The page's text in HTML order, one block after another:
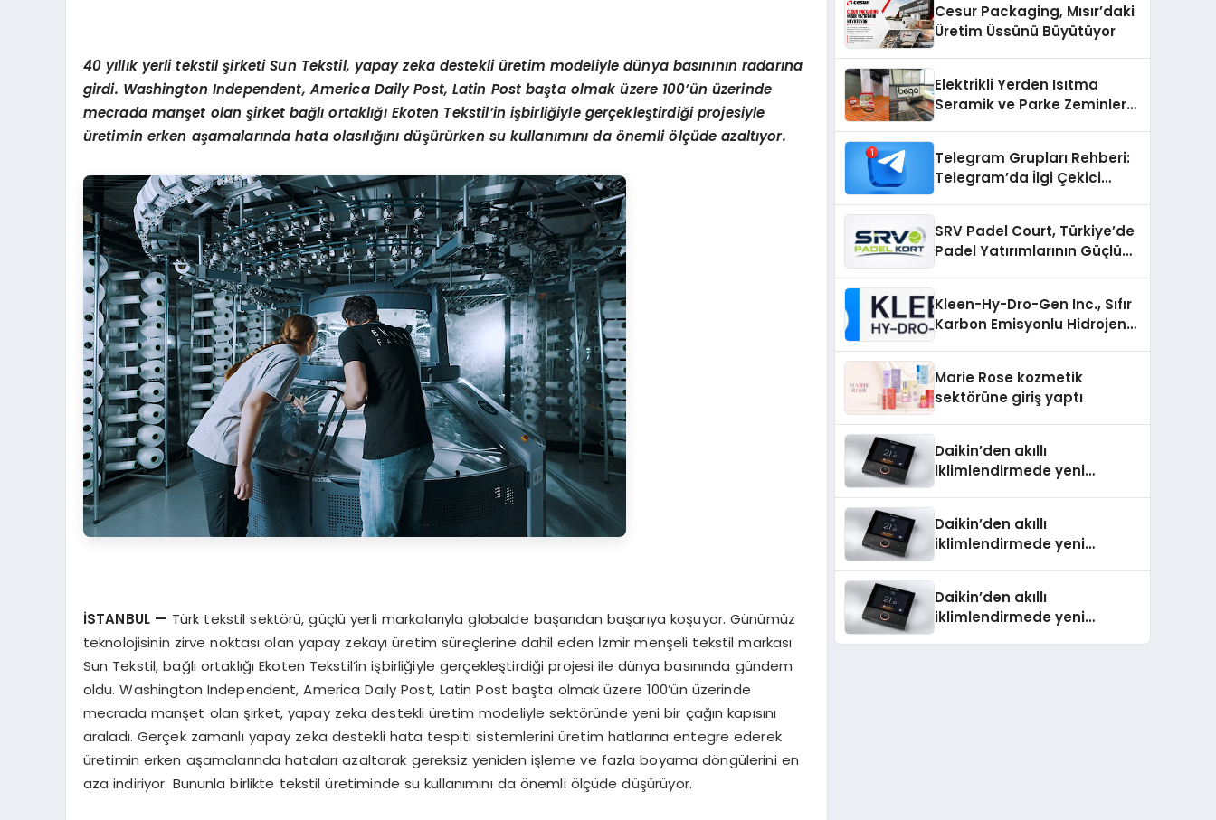
40 yıllık yerli tekstil şirketi Sun Tekstil, yapay zeka destekli üretim modeliyle dünya basınının radarına
girdi. Washington Independent, America Daily Post, Latin Post başta olmak üzere 100’ün üzerinde
mecrada manşet olan şirket bağlı ortaklığı Ekoten Tekstil’in işbirliğiyle gerçekleştirdiği projesiyle
üretimin erken aşamalarında hata olasılığını düşürürken su kullanımını da önemli ölçüde azaltıyor.
İSTANBUL — Türk tekstil sektörü, güçlü yerli markalarıyla globalde başarıdan başarıya koşuyor. Günümüz
teknolojisinin zirve noktası olan yapay zekayı üretim süreçlerine dahil eden İzmir menşeli tekstil markası
Sun Tekstil, bağlı ortaklığı Ekoten Tekstil’in işbirliğiyle gerçekleştirdiği projesi ile dünya basınında gündem
oldu. Washington Independent, America Daily Post, Latin Post başta olmak üzere 100’ün üzerinde
mecrada manşet olan şirket, yapay zeka destekli üretim modeliyle sektöründe yeni bir çağın kapısını
araladı. Gerçek zamanlı yapay zeka destekli hata tespiti sistemlerini üretim hatlarına entegre ederek
üretimin erken aşamalarında hataları azaltarak gereksiz yeniden işleme ve fazla boyama döngülerini en
aza indiriyor. Bununla birlikte tekstil üretiminde su kullanımını da önemli ölçüde düşürüyor.
Cesur Packaging, Mısır’daki
Üretim Üssünü Büyütüyor
Elektrikli Yerden Isıtma
Seramik ve Parke Zeminler
Telegram Grupları Rehberi:
Telegram’da İlgi Çekici
SRV Padel Court, Türkiye’de
Padel Yatırımlarının Güçlü
Kleen-Hy-Dro-Gen Inc., Sıfır
Karbon Emisyonlu Hidrojen
Aldı
Marie Rose kozmetik
sektörüne giriş yaptı
Daikin’den akıllı
iklimlendirmede yeni
Daikin’den akıllı
iklimlendirmede yeni
Daikin’den akıllı
iklimlendirmede yeni